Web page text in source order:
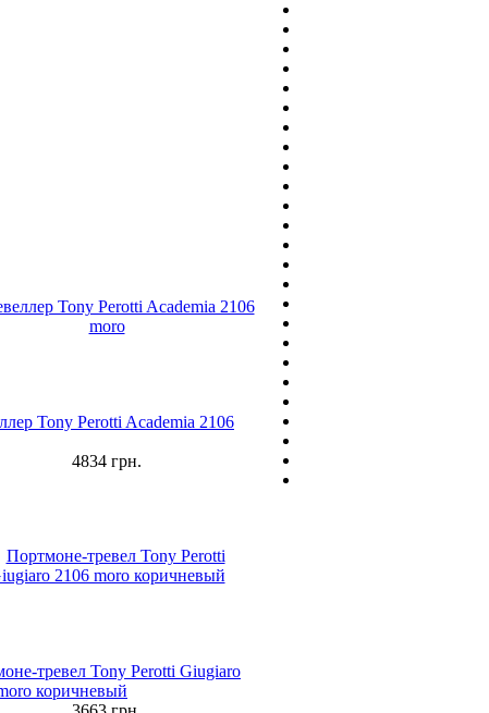
Tony Perotti Academia 2106
4834 грн.
тревел Tony Perotti Giugiaro
коричневый